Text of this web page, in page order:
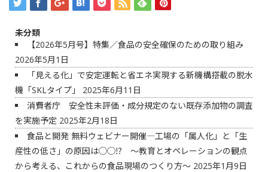
未分類
【2026年5月号】特集／食品の安全確保のための取り組み
2026年5月1日
「見える化」で安定運転と省エネ実現する新機構搭載の脱水
機「SKLタイプ」
2025年6月11日
消費者庁 安全性未評価・成分規定のない既存添加物の調査
を実施予定 2025年2月18日
食品と開発 無料ウェビナー開催―工場の「属人化」と「生
産性の低さ」の原因は◯◯⁉ ～教育とオペレーションの観点
から考える、これからの食品現場のつくり方～ 2025年1月9日